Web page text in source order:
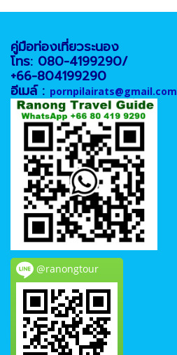
คู่มือท่องเที่ยวระนอง
โทร: 080-4199290/
+66-804199290
อีเมล์ : pornpilairats@gmail.com
@ranongtour